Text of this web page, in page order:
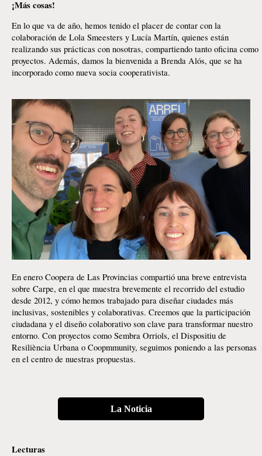
¡Más cosas!
En lo que va de año, hemos tenido el placer de contar con la
colaboración de Lola Smeesters y Lucía Martín, quienes están
realizando sus prácticas con nosotras, compartiendo tanto oficina como
proyectos. Además, damos la bienvenida a Brenda Alós, que se ha
incorporado como nueva socia cooperativista.
En enero Coopera de Las Provincias compartió una breve entrevista
sobre Carpe, en el que muestra brevemente el recorrido del estudio
desde 2012, y cómo hemos trabajado para diseñar ciudades más
inclusivas, sostenibles y colaborativas. Creemos que la participación
ciudadana y el diseño colaborativo son clave para transformar nuestro
entorno. Con proyectos como Sembra Orriols, el Dispositiu de
Resiliència Urbana o Coopmmunity, seguimos poniendo a las personas
en el centro de nuestras propuestas.
La Noticia
Lecturas